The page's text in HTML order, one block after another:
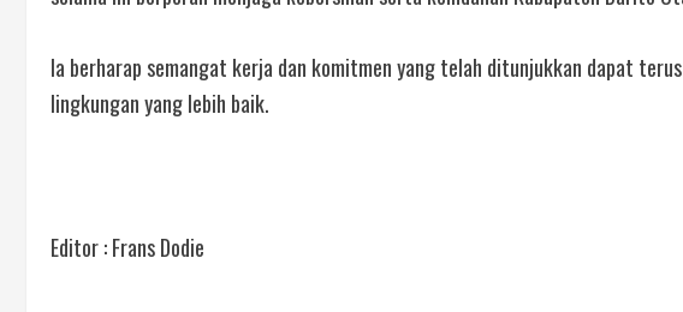
Ia berharap semangat kerja dan komitmen yang telah ditunjukkan dapat
lingkungan yang lebih baik.
Editor : Frans Dodie